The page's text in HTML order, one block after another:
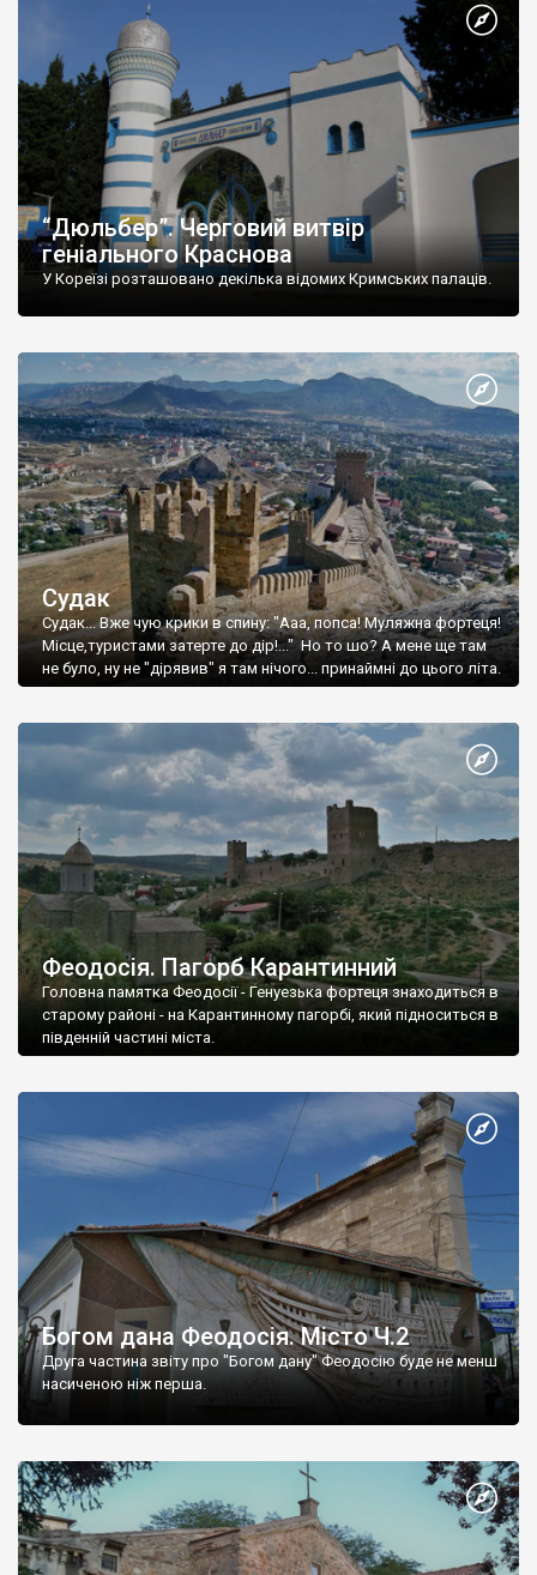
“Дюльбер”. Черговий витвір
геніального Краснова
У Кореїзі розташовано декілька відомих Кримських палаців.
Судак
Судак... Вже чую крики в спину: "Ааа, попса! Муляжна фортеця!
Місце,туристами затерте до дір!..." Но то шо? А мене ще там
не було, ну не "дірявив" я там нічого... принаймні до цього літа.
Феодосія. Пагорб Карантинний
Головна памятка Феодосії - Генуезька фортеця знаходиться в
старому районі - на Карантинному пагорбі, який підноситься в
південній частині міста.
Богом дана Феодосія. Місто Ч.2
Друга частина звіту про "Богом дану" Феодосію буде не менш
насиченою ніж перша.